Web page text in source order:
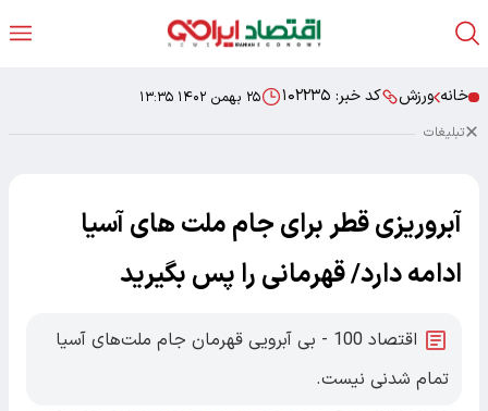
خانه ورزش کد خبر: ۱۰۲۲۳۵ ۲۵ بهمن ۱۴۰۲ ۱۳:۳۵
تبلیغات
آبروریزی قطر برای جام ملت های آسیا
ادامه دارد/ قهرمانی را پس بگیرید
اقتصاد 100 - بی آبرویی قهرمان جام ملت‌های آسیا
تمام شدنی نیست.